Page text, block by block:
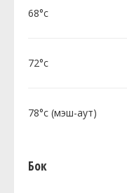
68°c
72°c
78°c (мэш-аут)
Бок